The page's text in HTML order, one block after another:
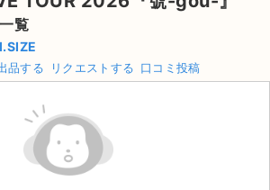
を探す
ト
一覧
覧
品する リクエストする 口コミ投稿